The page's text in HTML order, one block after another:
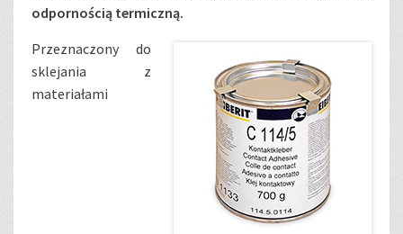
odpornością termiczną.
Przeznaczony do
sklejania z
materiałami